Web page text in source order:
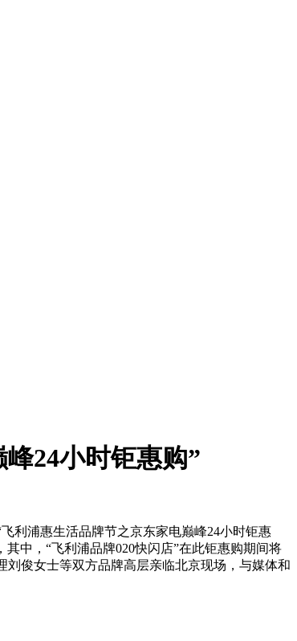
24小时钜惠购”
利浦惠生活品牌节之京东家电巅峰24小时钜惠
中，“飞利浦品牌020快闪店”在此钜惠购期间将
俊女士等双方品牌高层亲临北京现场，与媒体和